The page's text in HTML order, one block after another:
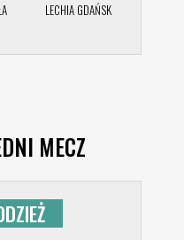
LECHIA GDAŃSK
MECZ